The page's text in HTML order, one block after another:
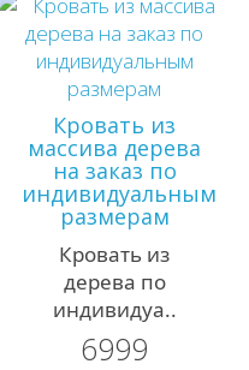
Кровать из
массива дерева
на заказ по
индивидуальным
размерам
Кровать из
дерева по
индивидуа..
6999